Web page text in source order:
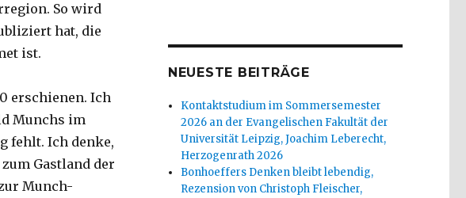
So wird
hat, die
ist.
erschienen. Ich
Munchs im
fehlt. Ich denke,
Gastland der
Munch-
NEUESTE BEITRÄGE
Kontaktstudium im Sommersemester
2026 an der Evangelischen Fakultät der
Universität Leipzig, Joachim Leberecht,
Herzogenrath 2026
Bonhoeffers Denken bleibt lebendig,
Rezension von Christoph Fleischer,